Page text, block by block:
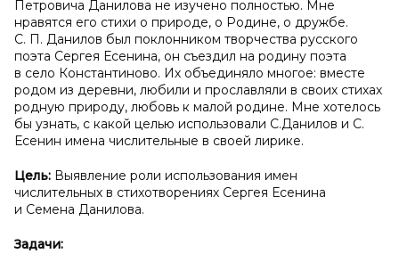
Петровича Данилова не изучено полностью. Мне
нравятся его стихи о природе, о Родине, о дружбе.
С. П. Данилов был поклонником творчества русского
поэта Сергея Есенина, он съездил на родину поэта
в село Константиново. Их объединяло многое: вместе
родом из деревни, любили и прославляли в своих стихах
родную природу, любовь к малой родине. Мне хотелось
бы узнать, с какой целью использовали С.Данилов и С.
Есенин имена числительные в своей лирике.
Цель: Выявление роли использования имен
числительных в стихотворениях Сергея Есенина
и Семена Данилова.
Задачи: